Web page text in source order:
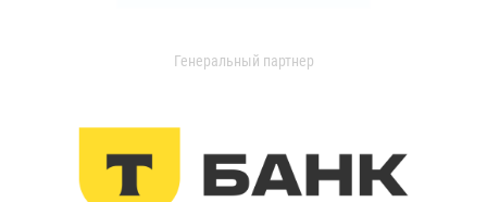
Генеральный партнер